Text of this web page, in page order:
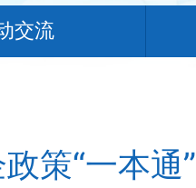
交流
策“一本通”